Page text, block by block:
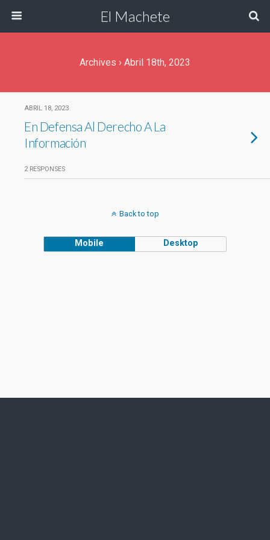
El Machete
Archives › Abril 18th, 2023
ABRIL 18, 2023
En Defensa Al Derecho A La
Información
2 RESPONSES
Back to top
Mobile Desktop